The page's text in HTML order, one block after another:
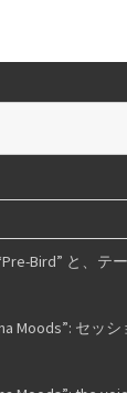
Bird” と、
Moods”: セッ